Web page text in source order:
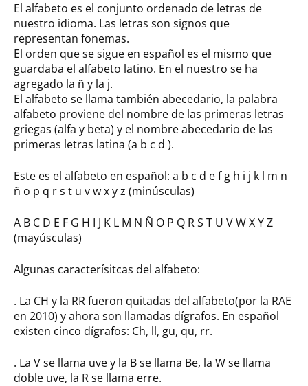
El alfabeto es el conjunto ordenado de letras de
nuestro idioma. Las letras son signos que
representan fonemas.
El orden que se sigue en español es el mismo que
guardaba el alfabeto latino. En el nuestro se ha
agregado la ñ y la j.
El alfabeto se llama también abecedario, la palabra
alfabeto proviene del nombre de las primeras letras
griegas (alfa y beta) y el nombre abecedario de las
primeras letras latina (a b c d ).
Este es el alfabeto en español: a b c d e f g h i j k l m n
ñ o p q r s t u v w x y z (minúsculas)
A B C D E F G H I J K L M N Ñ O P Q R S T U V W X Y Z
(mayúsculas)
Algunas caracterísitcas del alfabeto:
. La CH y la RR fueron quitadas del alfabeto(por la RAE
en 2010) y ahora son llamadas dígrafos. En español
existen cinco dígrafos: Ch, ll, gu, qu, rr.
. La V se llama uve y la B se llama Be, la W se llama
doble uve, la R se llama erre.